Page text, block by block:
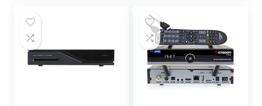
2/4Support USB
WiFi DONGLE
MT7601/nieuw
systeem met
afstandsbediening
Timeshift /
kaartlezer Smart
Card/SCART/Wi-Fi